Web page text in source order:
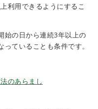
利用できるようにするこ
始の日から連続3年以上の
ていることも条件です。
のあらまし